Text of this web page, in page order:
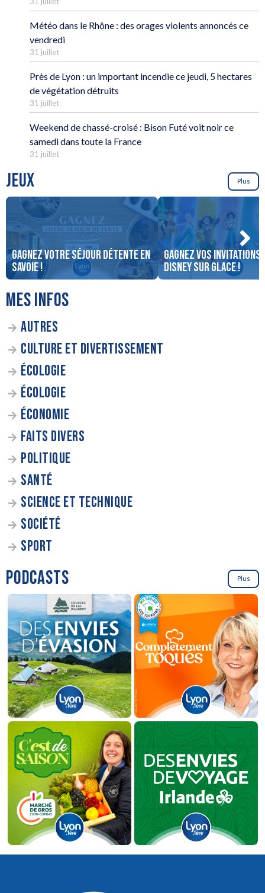
Météo dans le Rhône : des orages violents annoncés ce
vendredi
31 juillet
Près de Lyon : un important incendie ce jeudi, 5 hectares
de végétation détruits
31 juillet
Weekend de chassé-croisé : Bison Futé voit noir ce
samedi dans toute la France
31 juillet
JEUX Plus
Gagnez votre séjour détente en
Savoie !
Gagnez vos invitations
Disney sur Glace !
MES INFOS
AUTRES
CULTURE ET DIVERTISSEMENT
ÉCOLOGIE
ÉCOLOGIE
ÉCONOMIE
FAITS DIVERS
POLITIQUE
SANTÉ
SCIENCE ET TECHNIQUE
SOCIÉTÉ
SPORT
PODCASTS Plus